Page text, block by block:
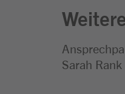
Sarah Rank